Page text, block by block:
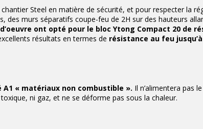
Steel en matière de sécurité, et pour respecter la
des murs séparatifs coupe-feu de 2H sur des hauteurs
ont opté pour le bloc Ytong Compact 20 de
résultats en termes de résistance au feu
A1 « matériaux non combustible ». Il n’alimentera pas
ni gaz, et ne se déforme pas sous la chaleur.